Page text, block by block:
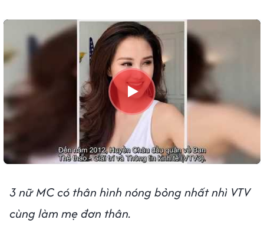
3 nữ MC có thân hình nóng bỏng nhất nhì VTV
cùng làm mẹ đơn thân.